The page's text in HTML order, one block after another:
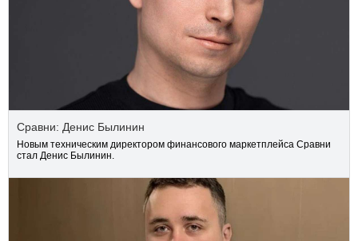
Сравни: Денис Былинин
Новым техническим директором финансового маркетплейса Сравни
стал Денис Былинин.